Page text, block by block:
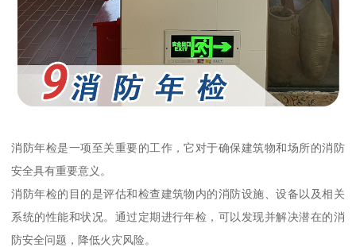
消防年检是一项至关重要的工作，它对于确保建筑物和场所的消防
安全具有重要意义。
消防年检的目的是评估和检查建筑物内的消防设施、设备以及相关
系统的性能和状况。通过定期进行年检，可以发现并解决潜在的消
防安全问题，降低火灾风险。